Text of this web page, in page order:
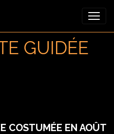
GUIDÉE
E COSTUMÉE EN AOÛT